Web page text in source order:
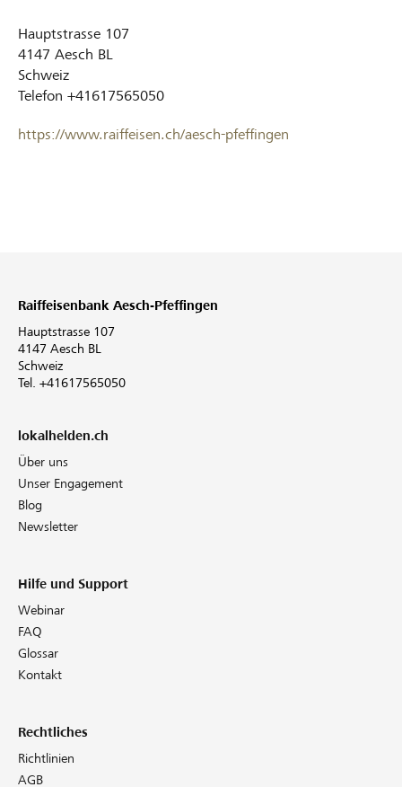
Hauptstrasse 107
4147 Aesch BL
Schweiz
Telefon +41617565050
https://www.raiffeisen.ch/aesch-pfeffingen
Raiffeisenbank Aesch-Pfeffingen
Hauptstrasse 107
4147 Aesch BL
Schweiz
Tel. +41617565050
lokalhelden.ch
Über uns
Unser Engagement
Blog
Newsletter
Hilfe und Support
Webinar
FAQ
Glossar
Kontakt
Rechtliches
Richtlinien
AGB